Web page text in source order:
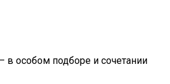
в особом подборе и сочетании